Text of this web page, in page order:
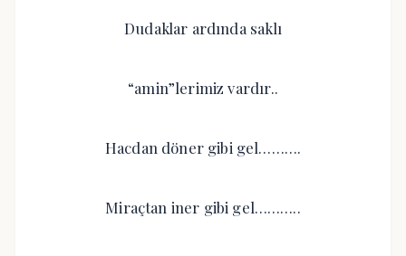
Dudaklar ardında saklı
“amin”lerimiz vardır..
Hacdan döner gibi gel……….
Miraçtan iner gibi gel………..